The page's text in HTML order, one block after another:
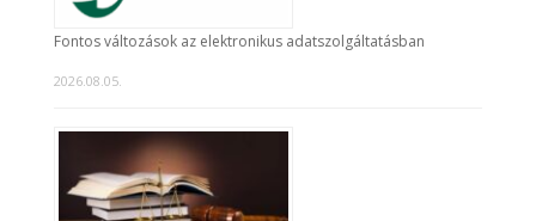
Fontos változások az elektronikus adatszolgáltatásban
2026.08.05.